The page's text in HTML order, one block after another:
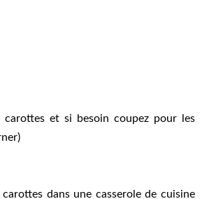
carottes et si besoin coupez pour les
carottes dans une casserole de cuisine